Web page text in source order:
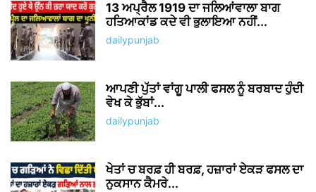
13 ਅਪ੍ਰੈਲ 1919 ਦਾ ਜਲਿਆਂਵਾਲਾ ਬਾਗ
ਹਤਿਆਕਾਂਡ ਕਦੇ ਵੀ ਭੁਲਾਇਆ ਨਹੀਂ...
dailypunjab
ਆਪਣੀ ਪੁੱਤਾਂ ਵਾਂਗੂ ਪਾਲੀ ਫਸਲ ਨੂੰ ਬਰਬਾਦ ਹੁੰਦੀ
ਵੇਖ ਕੇ ਭੁੱਬਾਂ...
dailypunjab
ਖੇਤਾਂ ਚ ਬਰਫ਼ ਹੀ ਬਰਫ਼, ਹਜ਼ਾਰਾਂ ਏਕੜ ਫਸਲ ਦਾ
ਨੁਕਸਾਨ ਕੈਮਰੇ...